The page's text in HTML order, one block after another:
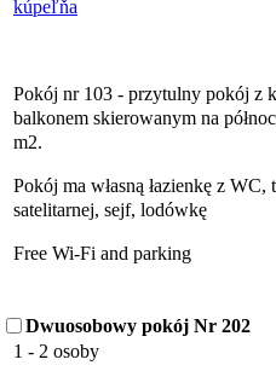
Pokój nr 103 - przytulny pokój z
balkonem skierowanym na
m2.
Pokój ma własną łazienkę z
satelitarnej, sejf, lodówkę
Free Wi-Fi and parking
Dwuosobowy pokój Nr 202
1 - 2 osoby